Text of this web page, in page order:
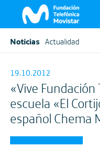
Noticias Actualidad
19.10.2012
«Vive
escuela «El
español Chema